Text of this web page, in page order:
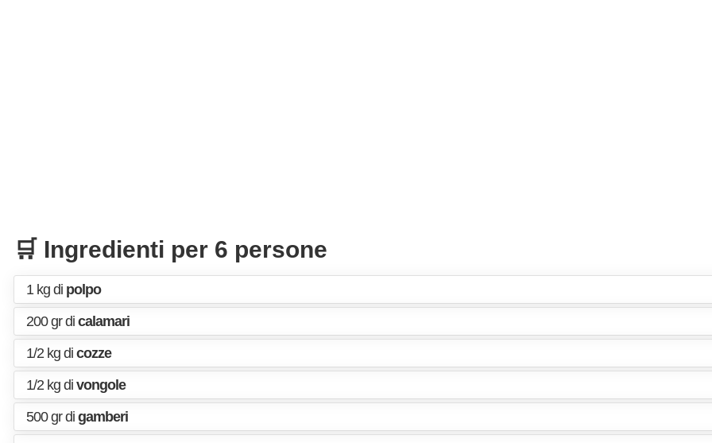
🛒 Ingredienti per 6 persone
1 kg di polpo
200 gr di calamari
1/2 kg di cozze
1/2 kg di vongole
500 gr di gamberi